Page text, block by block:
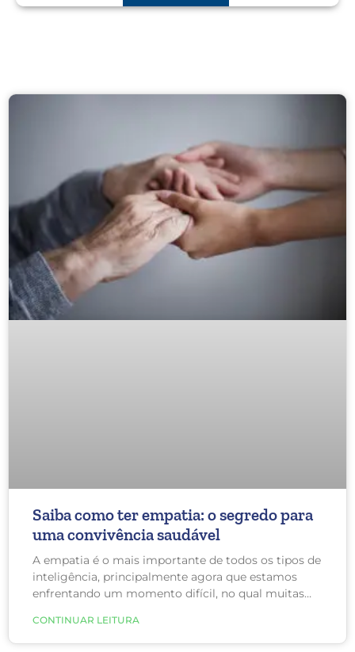
Saiba como ter empatia: o segredo para
uma convivência saudável
A empatia é o mais importante de todos os tipos de
inteligência, principalmente agora que estamos
enfrentando um momento difícil, no qual muitas
associa-se o impacto financeiro que todos estão
sentindo. Infelizmente, vivemos em um mundo
CONTINUAR LEITURA